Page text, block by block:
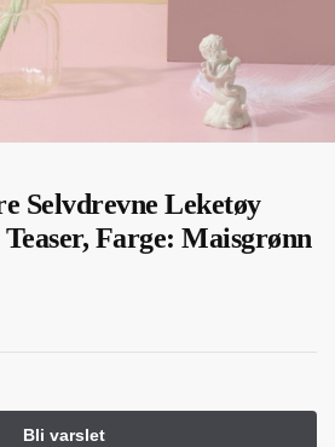
Selvdrevne Leketøy
Farge: Maisgrønn